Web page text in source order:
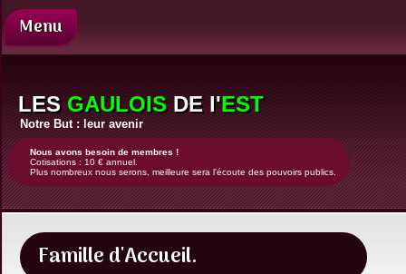
Nos
demandes
Comité
de
direction
Revue
de
presse
Contact
Menu
LES GAULOISDE l'EST
Notre But : leur avenir
Nous avons besoin de membres !
Cotisations : 10 € annuel.
Plus nombreux nous serons, meilleure sera l'écoute des pouvoirs publics.
Famille d'Accueil.